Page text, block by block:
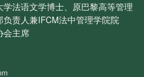
法语文学博士、原巴黎高等管理
责人兼IFCM法中管理学院院
会主席